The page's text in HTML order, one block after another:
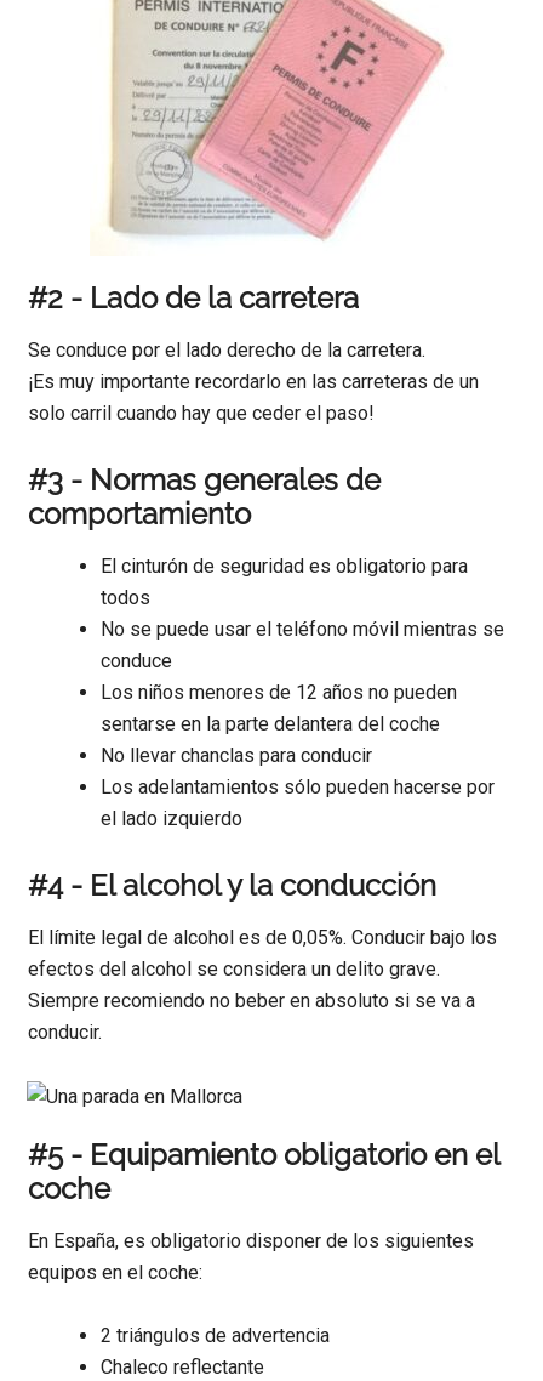
#2 - Lado de la carretera
Se conduce por el lado derecho de la carretera.
¡Es muy importante recordarlo en las carreteras de un
solo carril cuando hay que ceder el paso!
#3 - Normas generales de
comportamiento
El cinturón de seguridad es obligatorio para
todos
No se puede usar el teléfono móvil mientras se
conduce
Los niños menores de 12 años no pueden
sentarse en la parte delantera del coche
No llevar chanclas para conducir
Los adelantamientos sólo pueden hacerse por
el lado izquierdo
#4 - El alcohol y la conducción
El límite legal de alcohol es de 0,05%. Conducir bajo los
efectos del alcohol se considera un delito grave.
Siempre recomiendo no beber en absoluto si se va a
conducir.
#5 - Equipamiento obligatorio en el
coche
En España, es obligatorio disponer de los siguientes
equipos en el coche:
2 triángulos de advertencia
Chaleco reflectante